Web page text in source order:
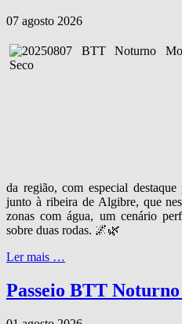
07 agosto 2026
da região, com especial
junto à ribeira de Algibre, que
zonas com água, um cenário
sobre duas rodas. 🌌🌿
Ler mais …
Passeio BTT